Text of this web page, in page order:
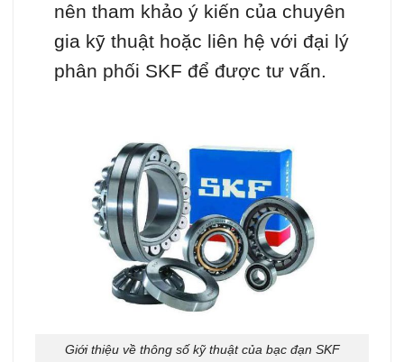
nên tham khảo ý kiến của chuyên
gia kỹ thuật hoặc liên hệ với đại lý
phân phối SKF để được tư vấn.
Giới thiệu về thông số kỹ thuật của bạc đạn SKF